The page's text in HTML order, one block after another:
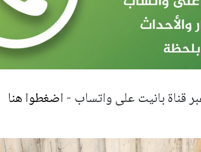
عبر قناة بانيت على واتساب -اضغطوا هنا